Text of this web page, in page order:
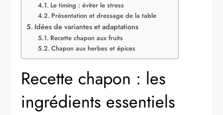
Le timing : éviter le stress
Présentation et dressage de la table
Idées de variantes et adaptations
Recette chapon aux fruits
Chapon aux herbes et épices
Recette chapon : les
ingrédients essentiels